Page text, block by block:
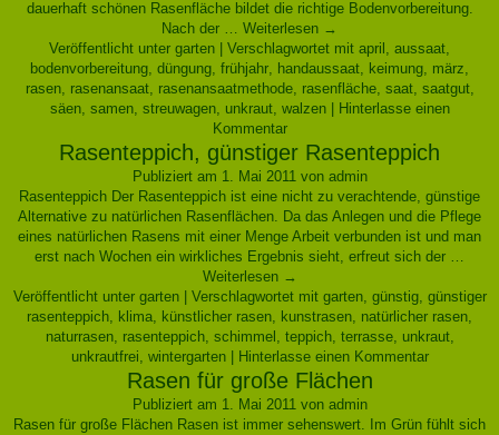
dauerhaft schönen Rasenfläche bildet die richtige Bodenvorbereitung.
Nach der … Weiterlesen →
Veröffentlicht unter garten Verschlagwortet mit april , aussaat,
bodenvorbereitung, düngung, frühjahr, handaussaat, keimung, märz,
rasen, rasenansaat, rasenansaatmethode, rasenfläche, saat, saatgut,
säen, samen, streuwagen, unkraut, walzen
Hinterlasse einen
Kommentar
Rasenteppich, günstiger Rasenteppich
Publiziert am 1. Mai 2011 von admin
Rasenteppich Der Rasenteppich ist eine nicht zu verachtende, günstige
Alternative zu natürlichen Rasenflächen. Da das Anlegen und die Pflege
eines natürlichen Rasens mit einer Menge Arbeit verbunden ist und man
erst nach Wochen ein wirkliches Ergebnis sieht, erfreut sich der …
Weiterlesen →
Veröffentlicht unter garten Verschlagwortet mit garten, günstig, günstiger
rasenteppich, klima, künstlicher rasen, kunstrasen, natürlicher rasen,
naturrasen, rasenteppich, schimmel , teppich, terrasse, unkraut,
unkrautfrei, wintergarten Hinterlasse einen Kommentar
Rasen für große Flächen
Publiziert am 1. Mai 2011 von admin
Rasen für große Flächen Rasen ist immer sehenswert. Im Grün fühlt sich